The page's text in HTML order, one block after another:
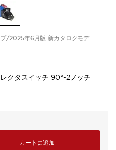
/2025年6月版 新カタログモデ
クタスイッチ 90°-2ノッチ
カートに追加